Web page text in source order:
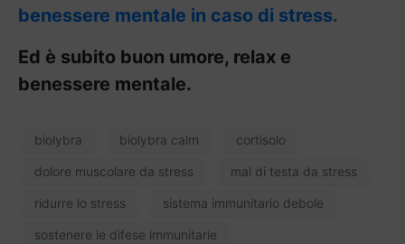
benessere mentale in caso di stress.
Ed è subito buon umore, relax e
benessere mentale.
biolybra biolybra calm cortisolo
dolore muscolare da stress mal di testa da stress
ridurre lo stress sistema immunitario debole
sostenere le difese immunitarie